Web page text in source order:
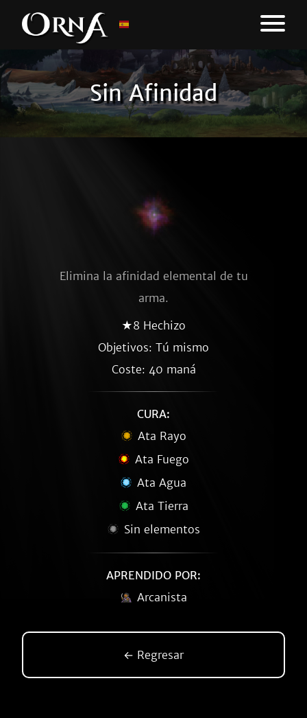
Sin Afinidad
Elimina la afinidad elemental de tu
arma.
★8 Hechizo
Objetivos: Tú mismo
Coste: 40 maná
CURA:
Ata Rayo
Ata Fuego
Ata Agua
Ata Tierra
Sin elementos
APRENDIDO POR:
Arcanista
← Regresar